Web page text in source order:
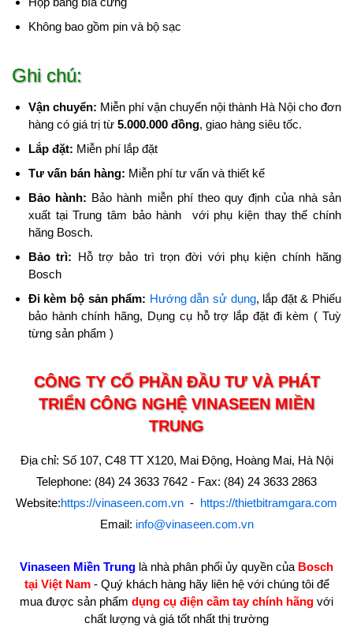
Không bao gồm pin và bộ sạc
Ghi chú:
Vận chuyển: Miễn phí vận chuyển nội thành Hà Nội cho đơn
hàng có giá trị từ 5.000.000 đồng, giao hàng siêu tốc.
Lắp đặt: Miễn phí lắp đặt
Tư vấn bán hàng: Miễn phí tư vấn và thiết kế
Bảo hành: Bảo hành miễn phí theo quy định của nhà sản
xuất tại Trung tâm bảo hành với phụ kiện thay thế chính
hãng Bosch.
Bảo trì: Hỗ trợ bảo trì trọn đời với phụ kiện chính hãng
Bosch
Đi kèm bộ sản phẩm: Hướng dẫn sử dụng, lắp đặt & Phiếu
bảo hành chính hãng, Dụng cụ hỗ trợ lắp đặt đi kèm ( Tuỳ
từng sản phẩm )
CÔNG TY CỔ PHẦN ĐẦU TƯ VÀ PHÁT
TRIỂN CÔNG NGHỆ VINASEEN MIỀN
TRUNG
Địa chỉ: Số 107, C48 TT X120, Mai Động, Hoàng Mai, Hà Nội
Telephone: (84) 24 3633 7642 - Fax: (84) 24 3633 2863
Website:https://vinaseen.com.vn - https://thietbitramgara.com
Email: info@vinaseen.com.vn
Vinaseen Miền Trung là nhà phân phối ủy quyền của Bosch
tại Việt Nam- Quý khách hàng hãy liên hệ với chúng tôi để
mua được sản phẩm dụng cụ điện cầm tay chính hãng với
chất lượng và giá tốt nhất thị trường